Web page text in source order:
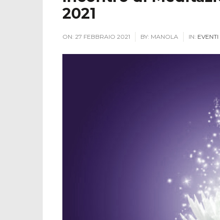
2021
ON: 27 FEBBRAIO 2021 BY: MANOLA IN: EVENTI